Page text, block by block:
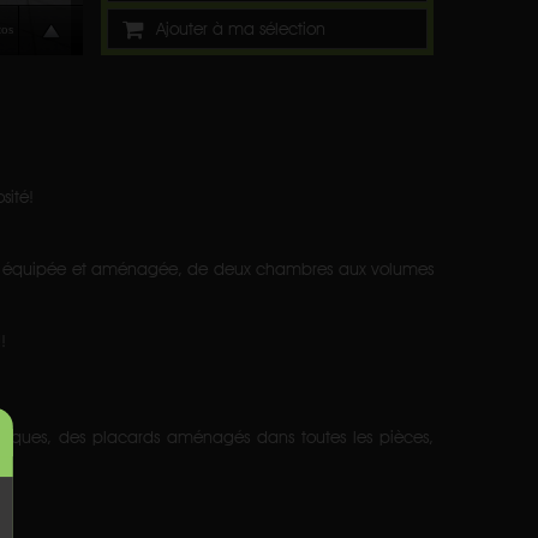
Ajouter à ma sélection
et aménagée, de deux chambres aux volumes
des placards aménagés dans toutes les pièces,